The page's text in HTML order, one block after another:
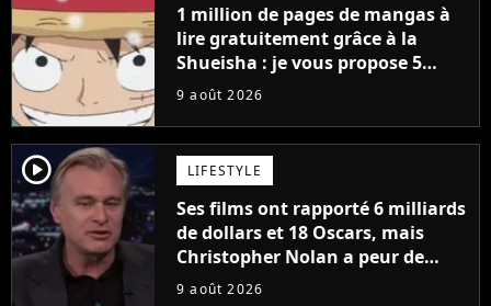
1 million de pages de mangas à
lire gratuitement grâce à la
Shueisha : je vous propose 5
mangas jamais sortis en France
9 août 2026
player2 LIFESTYLE
Ses films ont rapporté 6 milliards
de dollars et 18 Oscars, mais
Christopher Nolan a peur de
tourner un genre de films très
9 août 2026